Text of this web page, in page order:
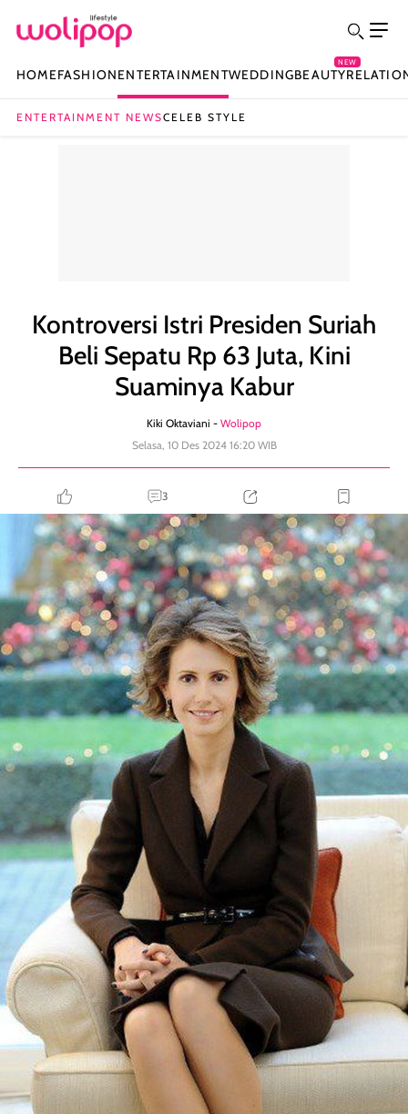
HOMEFASHIONENTERTAINMENTWEDDINGBEAUTY
NEW
ENTERTAINMENT NEWSCELEB STYLE
Kontroversi Istri Presiden Suriah
Beli Sepatu Rp 63 Juta, Kini
Suaminya Kabur
Kiki Oktaviani - Wolipop
Selasa, 10 Des 2024 16:20 WIB
3